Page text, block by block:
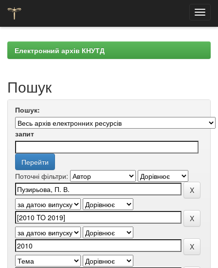
navigationЕлектронний архів КНУТД
Пошук
Пошук:
запит
Поточні фільтри: